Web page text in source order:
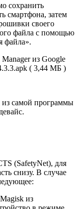
сохранить
смартфона, затем
своего
файла с помощью
файла».
из Google
( 3,44 МБ )
из самой программы
(SafetyNet), для
снизу. В случае
из